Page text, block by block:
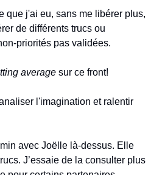
que j'ai eu, sans me libérer plus,
de différents trucs ou
priorités pas validées.
average sur ce front!
l'imagination et ralentir
avec Joëlle là-dessus. Elle
J’essaie de la consulter plus